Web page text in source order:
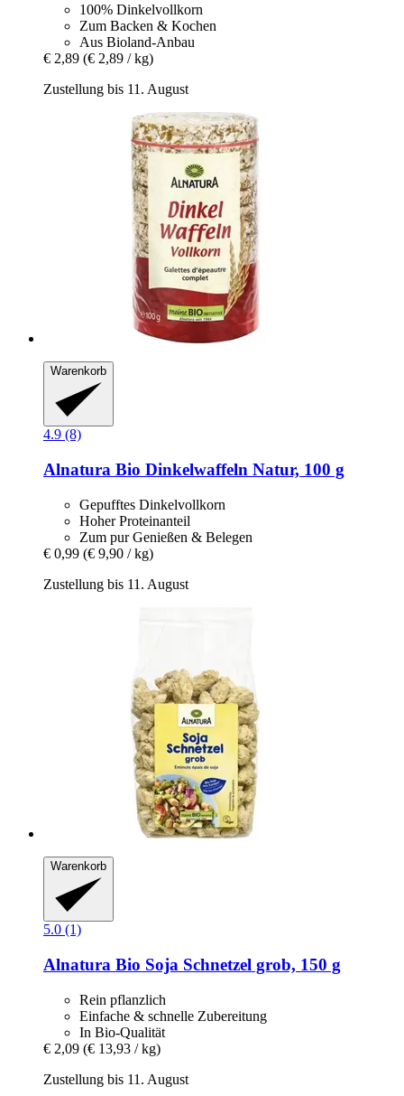
100% Dinkelvollkorn
Zum Backen & Kochen
Aus Bioland-Anbau
€ 2,89 (€ 2,89 / kg)
Zustellung bis 11. August
Warenkorb
4.9 (8)
Alnatura Bio Dinkelwaffeln Natur, 100 g
Gepufftes Dinkelvollkorn
Hoher Proteinanteil
Zum pur Genießen & Belegen
€ 0,99 (€ 9,90 / kg)
Zustellung bis 11. August
Warenkorb
5.0 (1)
Alnatura Bio Soja Schnetzel grob, 150 g
Rein pflanzlich
Einfache & schnelle Zubereitung
In Bio-Qualität
€ 2,09 (€ 13,93 / kg)
Zustellung bis 11. August